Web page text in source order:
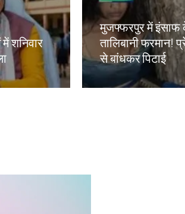
शनिवार
मुजफ्फरपुर में इंसाफ
तालिबानी फरमान!
से बांधकर पिटाई
Amit Lekh